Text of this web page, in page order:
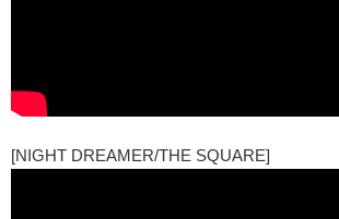
[NIGHT DREAMER/THE SQUARE]